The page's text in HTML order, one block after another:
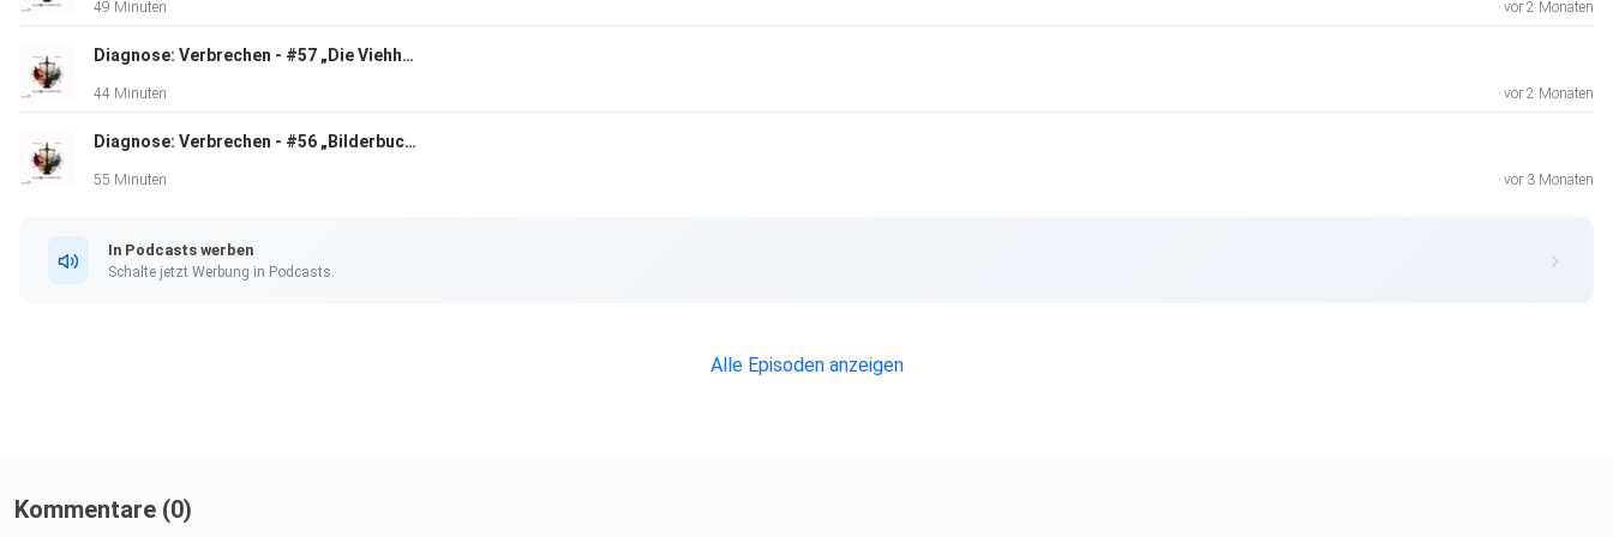
49 Minuten vor 2 Monaten
Diagnose: Verbrechen - #57 „Die Viehhändler"
44 Minuten vor 2 Monaten
Diagnose: Verbrechen - #56 „Bilderbuchfamilie"
55 Minuten vor 3 Monaten
In Podcasts werben
Schalte jetzt Werbung in Podcasts.
Alle Episoden anzeigen
Kommentare (0)